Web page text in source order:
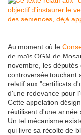
Au moment où le
de maïs OGM de
novembre, les
controversée touchant
relatif aux "certificats
d'une redevance pour
Cette appelation
réutilisent d'une année
Un tel mécanisme
qui livre sa récolte de